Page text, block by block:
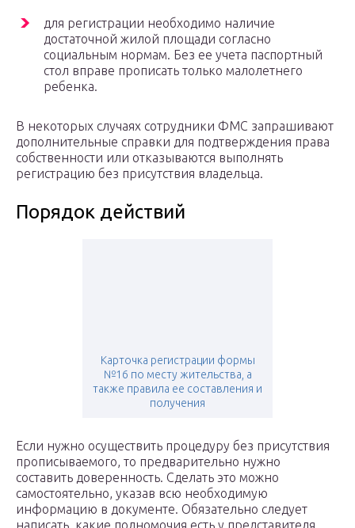
для регистрации необходимо наличие
достаточной жилой площади согласно
социальным нормам. Без ее учета паспортный
стол вправе прописать только малолетнего
ребенка.
В некоторых случаях сотрудники ФМС запрашивают
дополнительные справки для подтверждения права
собственности или отказываются выполнять
регистрацию без присутствия владельца.
Порядок действий
Карточка регистрации формы
№16 по месту жительства, а
также правила ее составления и
получения
Если нужно осуществить процедуру без присутствия
прописываемого, то предварительно нужно
составить доверенность. Сделать это можно
самостоятельно, указав всю необходимую
информацию в документе. Обязательно следует
написать, какие полномочия есть у представителя.